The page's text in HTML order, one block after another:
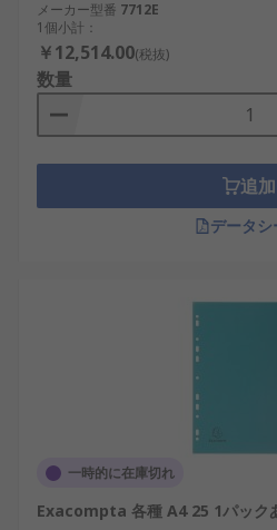
メーカー型番 7712E
1個小計：
￥12,514.00(税抜)
数量
追加
データシ
一時的に在庫切れ
Exacompta 各種 A4 25 1パック